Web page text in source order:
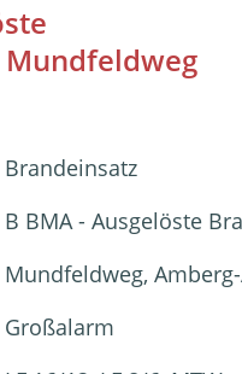
Brandeinsatz
B BMA - Ausgelöste
Mundfeldweg,
Großalarm